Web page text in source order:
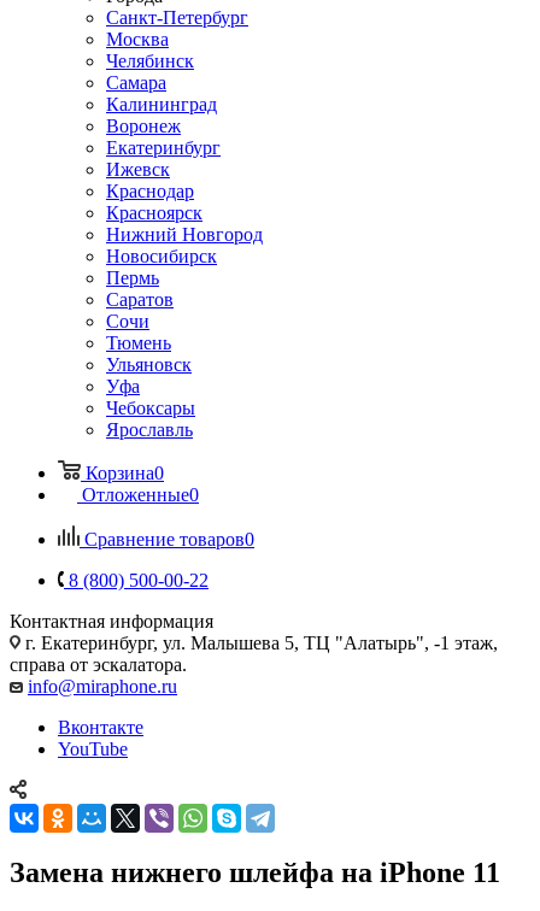
Санкт-Петербург
Москва
Челябинск
Самара
Калининград
Воронеж
Екатеринбург
Ижевск
Краснодар
Красноярск
Нижний Новгород
Новосибирск
Пермь
Саратов
Сочи
Тюмень
Ульяновск
Уфа
Чебоксары
Ярославль
Корзина0
Отложенные0
Сравнение товаров0
8 (800) 500-00-22
Контактная информация
г. Екатеринбург, ул. Малышева 5, ТЦ "Алатырь", -1 этаж,
справа от эскалатора.
info@miraphone.ru
Вконтакте
YouTube
Замена нижнего шлейфа на iPhone 11